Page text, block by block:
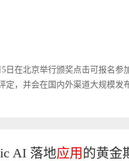
日在北京举行颁奖点击可报名
定，并会在国内外渠道大规模发
AI 落地应用 的黄金